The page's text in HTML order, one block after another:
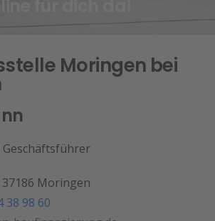
Moringen bei
37186 Moringen
38 98 60